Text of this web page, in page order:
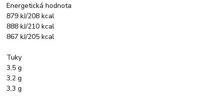
Energetická hodnota
879 kJ/208 kcal
888 kJ/210 kcal
867 kJ/205 kcal
Tuky
3,5 g
3,2 g
3,3 g